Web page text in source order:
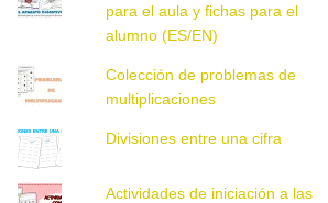
para el aula y fichas para el
alumno (ES/EN)
Colección de problemas de
multiplicaciones
Divisiones entre una cifra
Actividades de iniciación a las